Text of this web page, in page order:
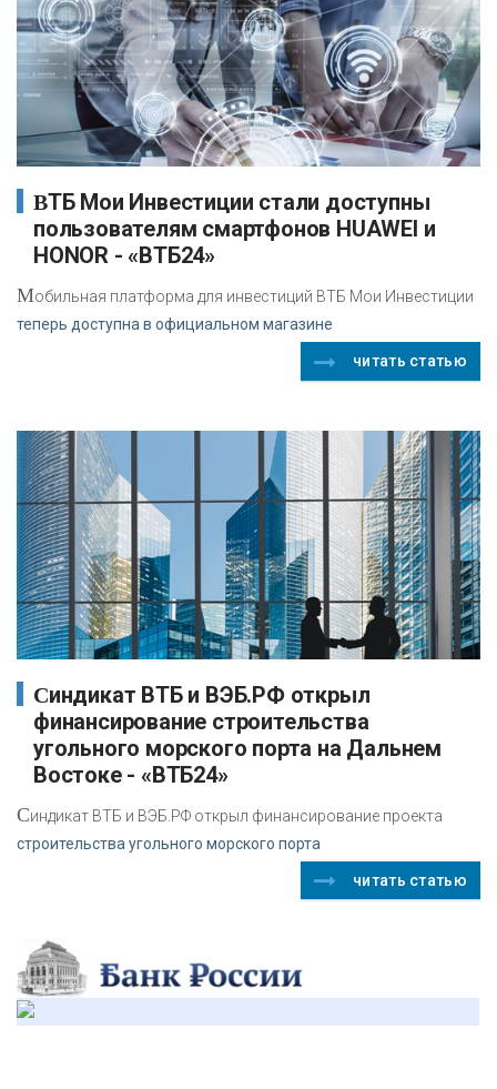
ВТБ Мои Инвестиции стали доступны
пользователям смартфонов HUAWEI и
HONOR - «ВТБ24»
Мобильная платформа для инвестиций ВТБ Мои Инвестиции
теперь доступна в официальном магазине
читать статью
Синдикат ВТБ и ВЭБ.РФ открыл
финансирование строительства
угольного морского порта на Дальнем
Востоке - «ВТБ24»
Синдикат ВТБ и ВЭБ.РФ открыл финансирование проекта
строительства угольного морского порта
читать статью